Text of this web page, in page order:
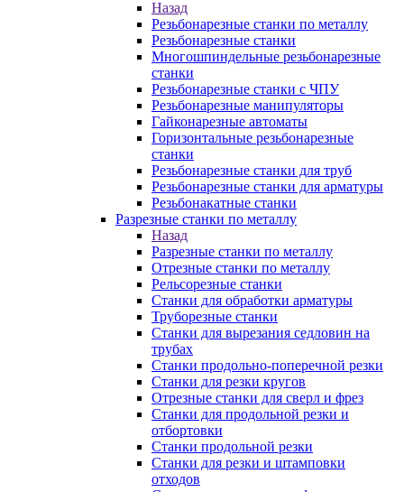
Назад
Резьбонарезные станки по металлу
Резьбонарезные станки
Многошпиндельные резьбонарезные
станки
Резьбонарезные станки с ЧПУ
Резьбонарезные манипуляторы
Гайконарезные автоматы
Горизонтальные резьбонарезные
станки
Резьбонарезные станки для труб
Резьбонарезные станки для арматуры
Резьбонакатные станки
Разрезные станки по металлу
Назад
Разрезные станки по металлу
Отрезные станки по металлу
Рельсорезные станки
Станки для обработки арматуры
Труборезные станки
Станки для вырезания седловин на
трубаx
Станки продольно-поперечной резки
Станки для резки кругов
Отрезные станки для сверл и фрез
Станки для продольной резки и
отбортовки
Станки продольной резки
Станки для резки и штамповки
отходов